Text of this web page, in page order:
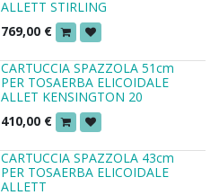
ALLETT STIRLING
769,00 €
CARTUCCIA SPAZZOLA 51cm
PER TOSAERBA ELICOIDALE
ALLET KENSINGTON 20
410,00 €
CARTUCCIA SPAZZOLA 43cm
PER TOSAERBA ELICOIDALE
ALLETT